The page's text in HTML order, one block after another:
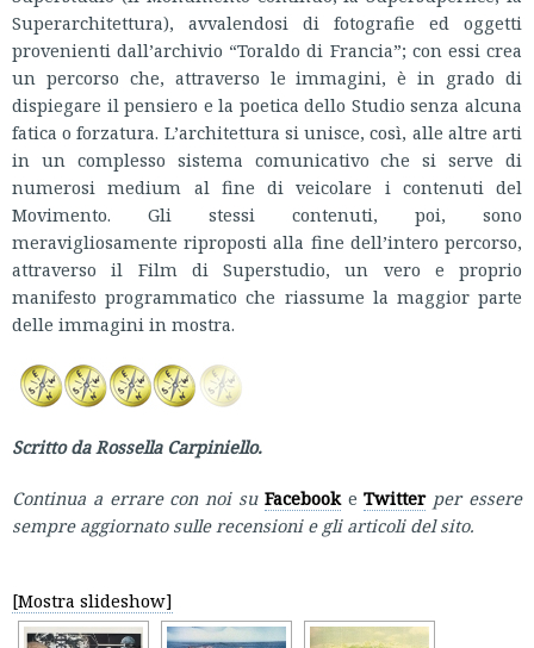
Superarchitettura), avvalendosi di fotografie ed oggetti
provenienti dall’archivio “Toraldo di Francia”; con essi crea
un percorso che, attraverso le immagini, è in grado di
dispiegare il pensiero e la poetica dello Studio senza alcuna
fatica o forzatura. L’architettura si unisce, così, alle altre arti
in un complesso sistema comunicativo che si serve di
numerosi medium al fine di veicolare i contenuti del
Movimento. Gli stessi contenuti, poi, sono
meravigliosamente riproposti alla fine dell’intero percorso,
attraverso il Film di Superstudio, un vero e proprio
manifesto programmatico che riassume la maggior parte
delle immagini in mostra.
Scritto da Rossella Carpiniello.
Continua a errare con noi su Facebook e Twitter per essere
sempre aggiornato sulle recensioni e gli articoli del sito.
[Mostra slideshow]